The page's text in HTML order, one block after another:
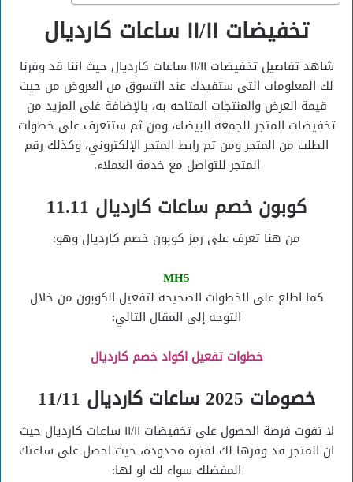
تخفيضات ١١/١١ ساعات كارديال
شاهد تفاصيل تخفيضات ١١/١١ ساعات كارديال حيث اننا قد وفرنا
لك المعلومات التى ستفيدك عند التسوق من العروض من حيث
قيمة العرض والمنتجات المتاحه به، بالإضافة غلى المزيد من
تخفيضات المتجر للجمعة البيضاء، ومن ثم ستتعرف على خطوات
الطلب من المتجر ومن ثم رابط المتجر الإلكتروني، وكذلك رقم
المتجر للتواصل مع خدمة العملاء.
كوبون خصم ساعات كارديال 11.11
من هنا تعرف على رمز كوبون خصم كارديال وهو:
MH5
كما اطلع على الخطوات الصحيحة لتفعيل الكوبون من خلال
التوجه إلى المقال التالي:
خطوات تفعيل اكواد خصم كارديال
خصومات 2025 ساعات كارديال 11/11
لا تفوت فرصة الحصول على تخفيضات ١١/١١ ساعات كارديال حيث
ان المتجر قد وفرها لك لفترة محدودة، حيث احصل على ساعتك
المفضلك سواء لك او لها: